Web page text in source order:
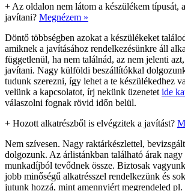
+ Az oldalon nem látom a készülékem típusát,
javítani? Megnézem »
Döntő többségben azokat a készülékeket
amiknek a javításához rendelkezésünkre áll
függetlenül, ha nem találnád, az nem jelenti
javítani. Nagy külföldi beszállítókkal
tudunk szerezni, így lehet a te készülékedhez
velünk a kapcsolatot, írj nekünk üzenetet ide
válaszolni fognak rövid időn belül.
+ Hozott alkatrészből is elvégzitek a javítást?
Nem szívesen. Nagy raktárkészlettel,
dolgozunk. Az árlistánkban található árak nagy
munkadíjból tevődnek össze. Biztosak
jobb minőségű alkatrésszel rendelkezünk és
jutunk hozzá, mint amennyiért megrendeled